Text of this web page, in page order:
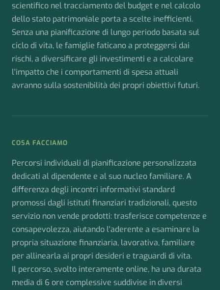
scientifico nel tracciamento del budget e nel calcolo
dello stato patrimoniale porta a scelte inefficienti.
Senza una pianificazione di lungo periodo basata sul
ciclo di vita, le famiglie faticano a proteggersi dai
rischi, a diversificare gli investimenti e a calcolare
l'impatto che i comportamenti di spesa attuali
avranno sulla sostenibilità dei propri obiettivi futuri.
COSA FACCIAMO
Percorsi individuali di pianificazione personalizzata
dedicati al dipendente e al suo nucleo familiare. A
differenza degli incontri informativi standard
promossi dagli istituti finanziari tradizionali, questo
servizio non vende prodotti: trasferisce competenze e
consapevolezza, aiutando l'aderente a esaminare la
propria situazione finanziaria, lavorativa, familiare
per allinearla ai propri desideri e traguardi di vita.
Il percorso, svolto interamente online, ha una durata
media di 6 ore complessive suddivise in diversi